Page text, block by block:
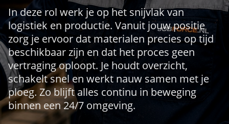
In deze rol werk je op het snijvlak van
logistiek en productie. Vanuit jouw positie
zorg je ervoor dat materialen precies op tijd
beschikbaar zijn en dat het proces geen
vertraging oploopt. Je houdt overzicht,
schakelt snel en werkt nauw samen met je
ploeg. Zo blijft alles continu in beweging
binnen een 24/7 omgeving.